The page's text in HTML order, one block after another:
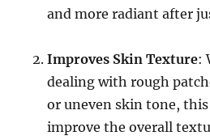
and more radiant after
Improves Skin Texture:
dealing with rough
or uneven skin tone,
improve the overall